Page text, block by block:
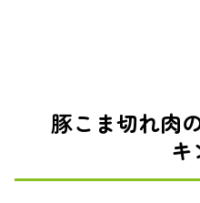
豚こま切れ肉
キ